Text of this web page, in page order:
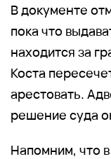
В документе
пока что
находится за
Коста
арестовать.
решение суда
Напомним, что